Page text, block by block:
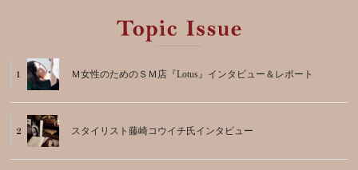
Ｍ女性のためのＳＭ店『Lotus』インタビュー＆レポート
スタイリスト藤崎コウイチ氏インタビュー